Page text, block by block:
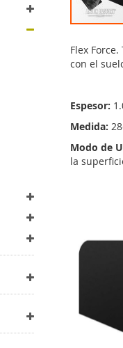
to
the
the
images
gallery
Flex
con el
Espesor:
Medida:
Modo de
la